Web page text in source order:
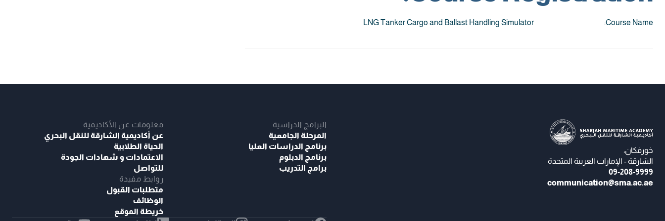
Course Name:
LNG Tanker Cargo and Ballast Handling Simulator
خورفكان،
الشارقة - الإمارات العربية المتحدة
09-208-9999
communication@sma.ac.ae
البرامج الدراسية
المرحلة الجامعية
برنامج الدراسات العليا
برنامج الدبلوم
برامج التدريب
معلومات عن الأكاديمية
عن أكاديمية الشارقة للنقل البحري
الحياة الطلابية
الاعتمادات و شهادات الجودة
للتواصل
روابط مفيدة
متطلبات القبول
الوظائف
خريطة الموقع